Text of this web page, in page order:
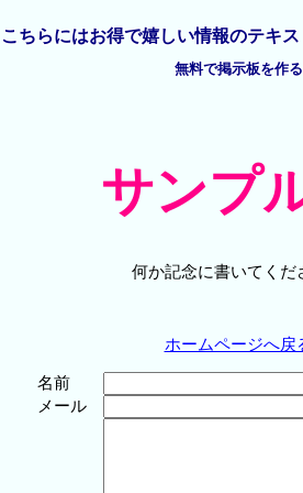
こちらにはお得で嬉しい情報のテキ
無料で掲示板を作る
サンプ
何か記念に書いてくだ
ホームページへ戻
名前
メール